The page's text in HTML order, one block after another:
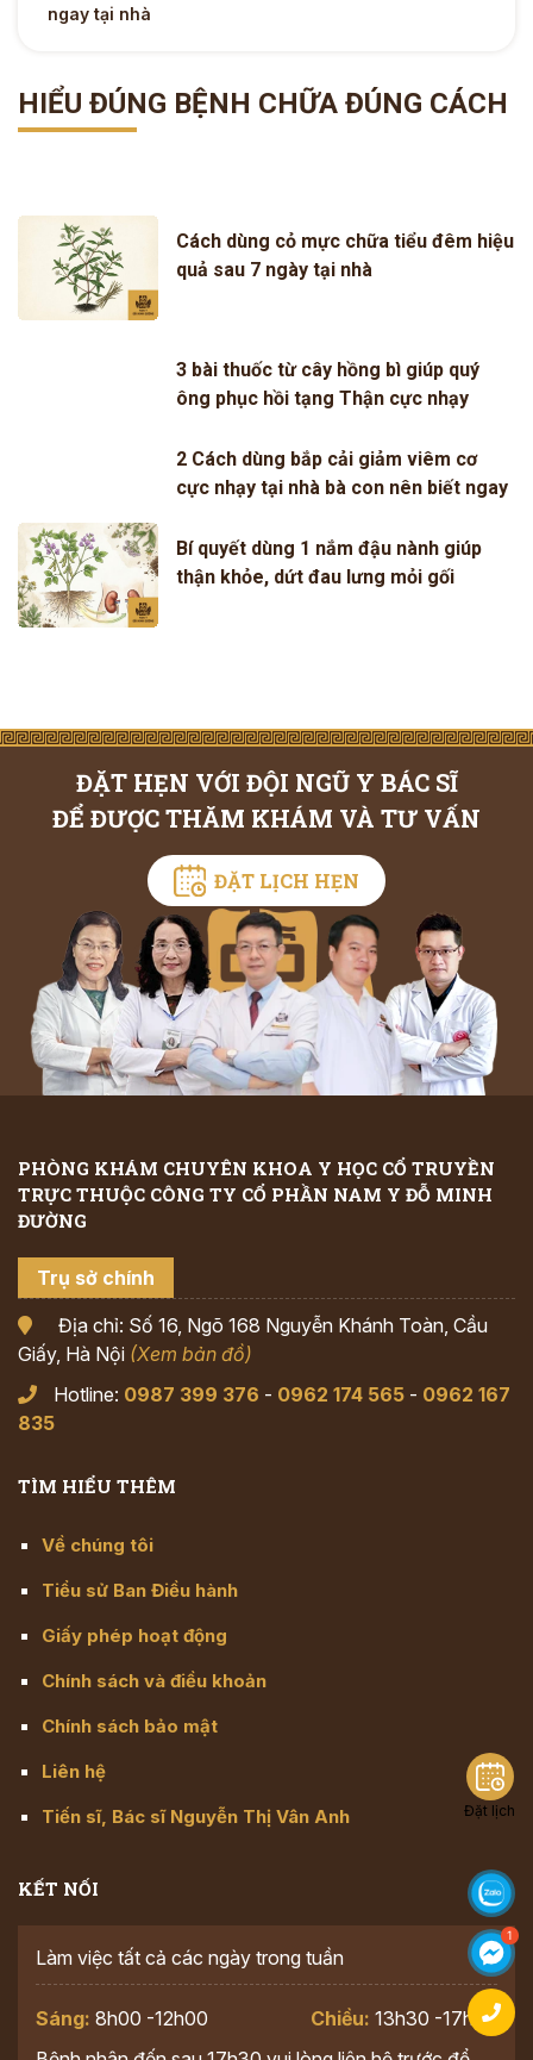
ngay tại nhà
HIỂU ĐÚNG BỆNH CHỮA ĐÚNG CÁCH
Cách dùng cỏ mực chữa tiểu đêm hiệu
quả sau 7 ngày tại nhà
3 bài thuốc từ cây hồng bì giúp quý
ông phục hồi tạng Thận cực nhạy
2 Cách dùng bắp cải giảm viêm cơ
cực nhạy tại nhà bà con nên biết ngay
Bí quyết dùng 1 nắm đậu nành giúp
thận khỏe, dứt đau lưng mỏi gối
ĐẶT HẸN VỚI ĐỘI NGŨ Y BÁC SĨ
ĐỂ ĐƯỢC THĂM KHÁM VÀ TƯ VẤN
ĐẶT LỊCH HẸN
PHÒNG KHÁM CHUYÊN KHOA Y HỌC CỔ TRUYỀN
TRỰC THUỘC CÔNG TY CỔ PHẦN NAM Y ĐỖ MINH
ĐƯỜNG
Trụ sở chính
Địa chỉ: Số 16, Ngõ 168 Nguyễn Khánh Toàn, Cầu
Giấy, Hà Nội (Xem bản đồ)
Hotline: 0987 399 376 - 0962 174 565 - 0962 167
835
TÌM HIỂU THÊM
Về chúng tôi
Tiểu sử Ban Điều hành
Giấy phép hoạt động
Chính sách và điều khoản
Chính sách bảo mật
Liên hệ
Tiến sĩ, Bác sĩ Nguyễn Thị Vân Anh
KẾT NỐI
Làm việc tất cả các ngày trong tuần
Sáng: 8h00 -12h00 Chiều: 13h30 -17h30
Đặt lịch